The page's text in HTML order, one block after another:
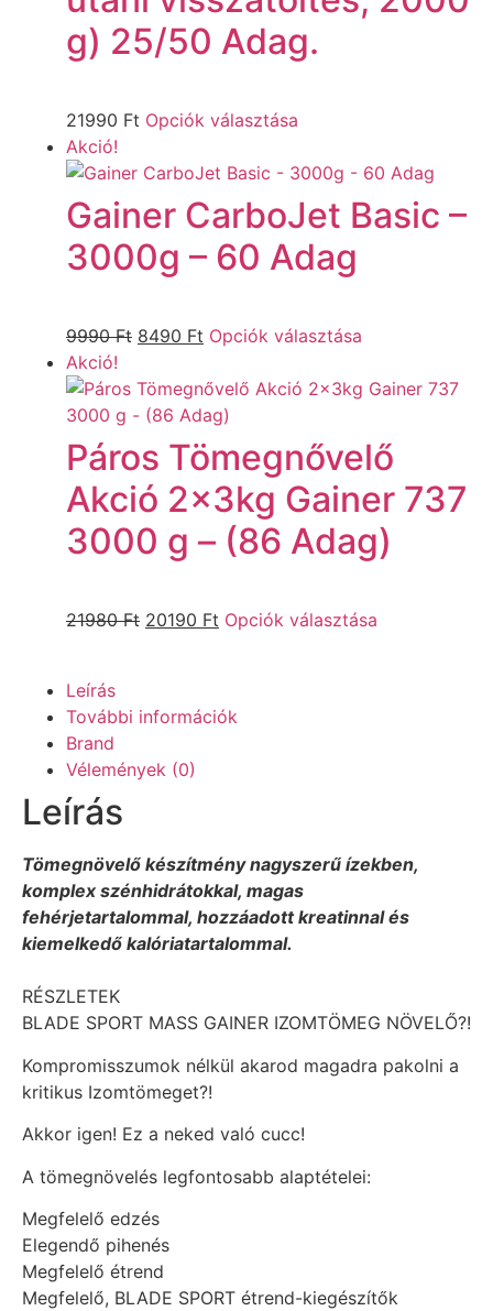
g) 25/50 Adag.
21990 Ft Opciók választása
Akció!
Gainer CarboJet Basic –
3000g – 60 Adag
9990Ft 8490 Ft Opciók választása
Akció!
Páros Tömegnővelő
Akció 2x3kg Gainer 737
3000 g – (86 Adag)
21980Ft 20190 Ft Opciók választása
Leírás
További információk
Brand
Vélemények (0)
Leírás
Tömegnövelő készítmény nagyszerű ízekben,
komplex szénhidrátokkal, magas
fehérjetartalommal, hozzáadott kreatinnal és
kiemelkedő kalóriatartalommal.
RÉSZLETEK
BLADE SPORT MASS GAINER IZOMTÖMEG NÖVELŐ?!
Kompromisszumok nélkül akarod magadra pakolni a
kritikus Izomtömeget?!
Akkor igen! Ez a neked való cucc!
A tömegnövelés legfontosabb alaptételei:
Megfelelő edzés
Elegendő pihenés
Megfelelő étrend
Megfelelő, BLADE SPORT étrend-kiegészítők